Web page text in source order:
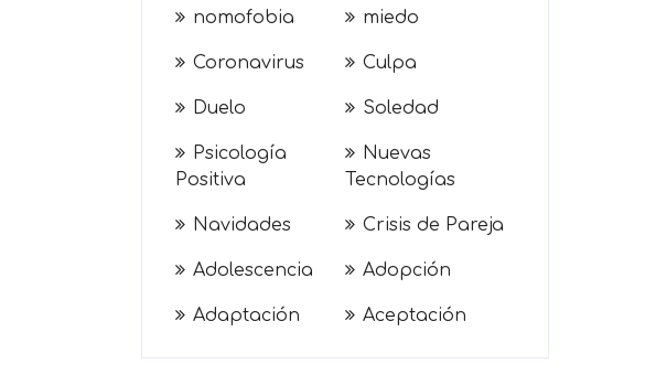
nomofobia miedo
Coronavirus Culpa
Duelo Soledad
Psicología
Positiva
Nuevas
Tecnologías
Navidades Crisis de Pareja
Adolescencia Adopción
Adaptación Aceptación